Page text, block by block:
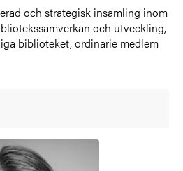
och strategisk insamling inom
och utveckling,
biblioteket, ordinarie medlem